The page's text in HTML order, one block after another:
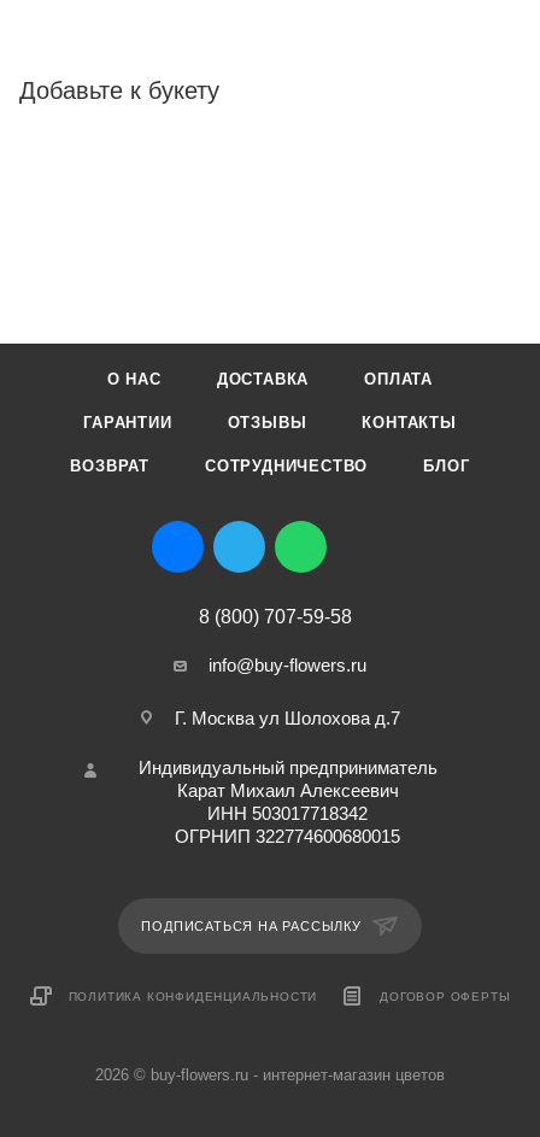
Добавьте к букету
О НАС ДОСТАВКА ОПЛАТА
ГАРАНТИИ ОТЗЫВЫ КОНТАКТЫ
ВОЗВРАТ СОТРУДНИЧЕСТВО БЛОГ
8 (800) 707-59-58
info@buy-flowers.ru
Г. Москва ул Шолохова д.7
Индивидуальный предприниматель
Карат Михаил Алексеевич
ИНН 503017718342
ОГРНИП 322774600680015
ПОДПИСАТЬСЯ НА РАССЫЛКУ
ПОЛИТИКА КОНФИДЕНЦИАЛЬНОСТИ ДОГОВОР ОФЕРТЫ
2026 © buy-flowers.ru - интернет-магазин цветов